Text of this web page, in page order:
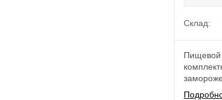
Склад:
Пищевой